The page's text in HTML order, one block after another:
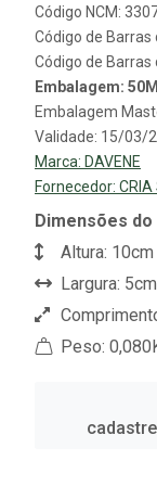
Código NCM:
Código de
Código de
Embalagem:
Embalagem
Validade: 15/03/
Marca: DAVENE
Fornecedor: CRIA
Dimensões
Altura: 10cm
Largura: 5cm
Peso: